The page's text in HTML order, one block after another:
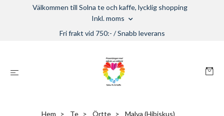
Välkommen till Solna te och kaffe, lycklig shopping
Inkl. moms
Fri frakt vid 750:- / Snabb leverans
Hem Te Örtte Malva (Hibiskus)